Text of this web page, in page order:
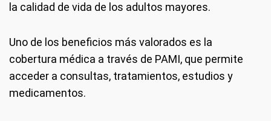
la calidad de vida de los adultos mayores.
Uno de los beneficios más valorados es la
cobertura médica a través de PAMI, que permite
acceder a consultas, tratamientos, estudios y
medicamentos.